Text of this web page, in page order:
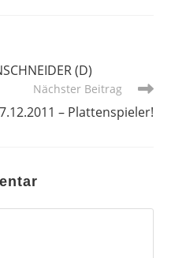
(D)
Nächster Beitrag
– Plattenspieler!